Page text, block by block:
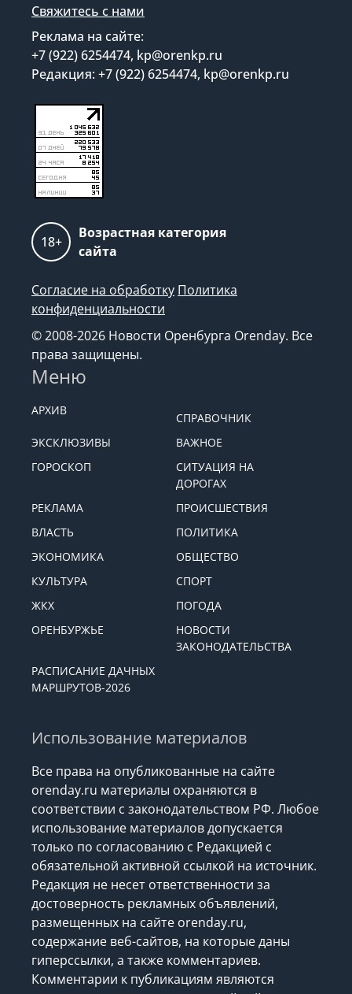
Свяжитесь с нами
Реклама на сайте:
+7 (922) 6254474, kp@orenkp.ru
Редакция: +7 (922) 6254474, kp@orenkp.ru
18+
Возрастная категория
сайта
Согласие на обработку Политика
конфиденциальности
© 2008-2026 Новости Оренбурга Orenday. Все
права защищены.
Меню
АРХИВ
СПРАВОЧНИК
ЭКСКЛЮЗИВЫ
ВАЖНОЕ
ГОРОСКОП
СИТУАЦИЯ НА
ДОРОГАХ
РЕКЛАМА
ПРОИСШЕСТВИЯ
ВЛАСТЬ
ПОЛИТИКА
ЭКОНОМИКА
ОБЩЕСТВО
КУЛЬТУРА
СПОРТ
ЖКХ
ПОГОДА
ОРЕНБУРЖЬЕ
НОВОСТИ
ЗАКОНОДАТЕЛЬСТВА
РАСПИСАНИЕ ДАЧНЫХ
МАРШРУТОВ-2026
Использование материалов
Все права на опубликованные на сайте
orenday.ru материалы охраняются в
соответствии с законодательством РФ. Любое
использование материалов допускается
только по согласованию с Редакцией с
обязательной активной ссылкой на источник.
Редакция не несет ответственности за
достоверность рекламных объявлений,
размещенных на сайте orenday.ru,
содержание веб-сайтов, на которые даны
гиперссылки, а также комментариев.
Комментарии к публикациям являются